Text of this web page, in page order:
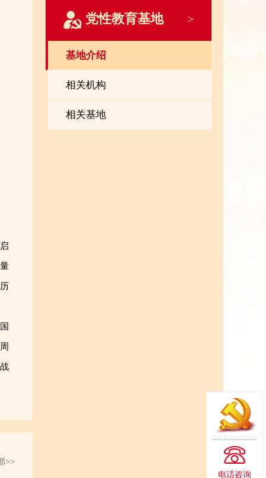
>>
党性教育基地 >
基地介绍
相关机构
相关基地
电话咨询